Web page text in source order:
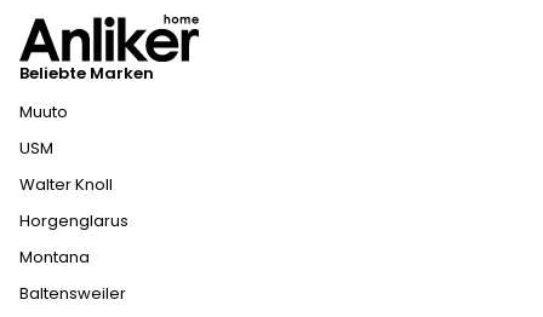
Beliebte Marken
Muuto
USM
Walter Knoll
Horgenglarus
Montana
Baltensweiler